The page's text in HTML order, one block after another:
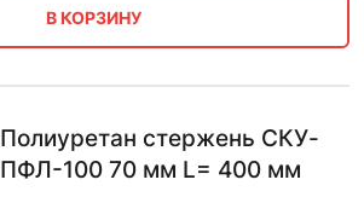
В КОРЗИНУ
Полиуретан стержень СКУ-
ПФЛ-100 70 мм L= 400 мм